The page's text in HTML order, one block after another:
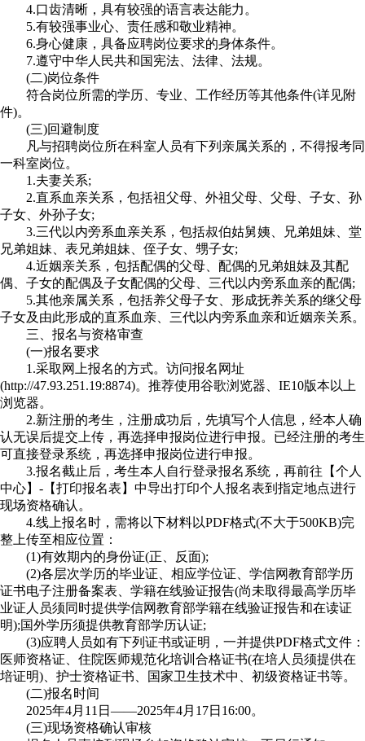
4.口齿清晰，具有较强的语言表达能力。
5.有较强事业心、责任感和敬业精神。
6.身心健康，具备应聘岗位要求的身体条件。
7.遵守中华人民共和国宪法、法律、法规。
(二)岗位条件
符合岗位所需的学历、专业、工作经历等其他条件(详见附
件)。
(三)回避制度
凡与招聘岗位所在科室人员有下列亲属关系的，不得报考同
一科室岗位。
1.夫妻关系;
2.直系血亲关系，包括祖父母、外祖父母、父母、子女、孙
子女、外孙子女;
3.三代以内旁系血亲关系，包括叔伯姑舅姨、兄弟姐妹、堂
兄弟姐妹、表兄弟姐妹、侄子女、甥子女;
4.近姻亲关系，包括配偶的父母、配偶的兄弟姐妹及其配
偶、子女的配偶及子女配偶的父母、三代以内旁系血亲的配偶;
5.其他亲属关系，包括养父母子女、形成抚养关系的继父母
子女及由此形成的直系血亲、三代以内旁系血亲和近姻亲关系。
三、报名与资格审查
(一)报名要求
1.采取网上报名的方式。访问报名网址
(http://47.93.251.19:8874)。推荐使用谷歌浏览器、IE10版本以上
浏览器。
2.新注册的考生，注册成功后，先填写个人信息，经本人确
认无误后提交上传，再选择申报岗位进行申报。已经注册的考生
可直接登录系统，再选择申报岗位进行申报。
3.报名截止后，考生本人自行登录报名系统，再前往【个人
中心】-【打印报名表】中导出打印个人报名表到指定地点进行
现场资格确认。
4.线上报名时，需将以下材料以PDF格式(不大于500KB)完
整上传至相应位置：
(1)有效期内的身份证(正、反面);
(2)各层次学历的毕业证、相应学位证、学信网教育部学历
证书电子注册备案表、学籍在线验证报告(尚未取得最高学历毕
业证人员须同时提供学信网教育部学籍在线验证报告和在读证
明);国外学历须提供教育部学历认证;
(3)应聘人员如有下列证书或证明，一并提供PDF格式文件：
医师资格证、住院医师规范化培训合格证书(在培人员须提供在
培证明)、护士资格证书、国家卫生技术中、初级资格证书等。
(二)报名时间
2025年4月11日——2025年4月17日16:00。
(三)现场资格确认审核